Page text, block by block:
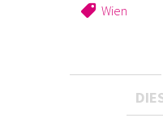
Wien